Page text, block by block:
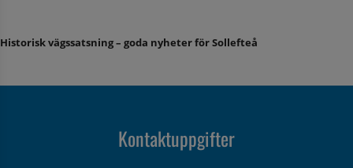
Historisk vägssatsning – goda nyheter för Sollefteå
Kontaktuppgifter